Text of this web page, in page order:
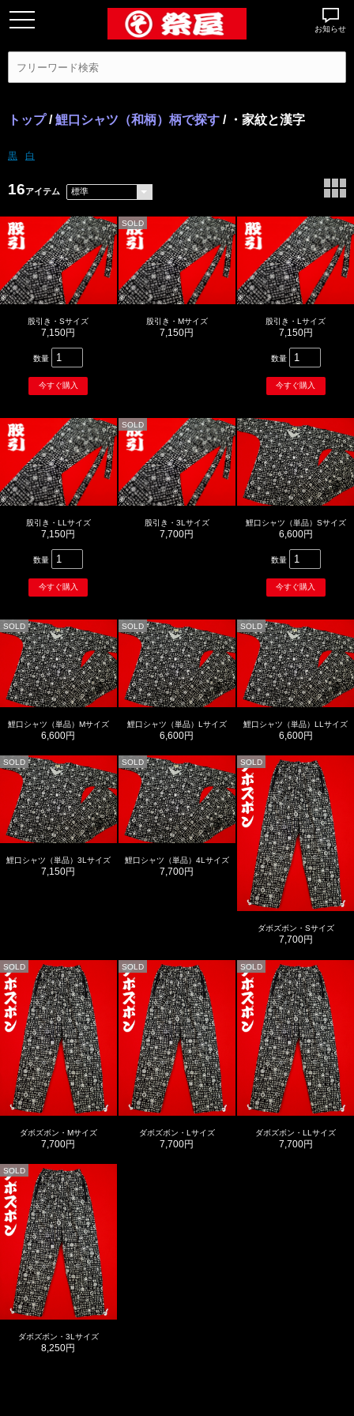
お知らせ
トップ/鯉口シャツ（和柄）柄で探す / ・家紋と漢字
黒 白
16アイテム
股引き・Sサイズ
7,150円
数量
SOLD
股引き・Mサイズ
7,150円
股引き・Lサイズ
7,150円
数量
股引き・LLサイズ
7,150円
数量
SOLD
股引き・3Lサイズ
7,700円
鯉口シャツ（単品）Sサイズ
6,600円
数量
SOLD
鯉口シャツ（単品）Mサイズ
6,600円
SOLD
鯉口シャツ（単品）Lサイズ
6,600円
SOLD
鯉口シャツ（単品）LLサイズ
6,600円
SOLD
鯉口シャツ（単品）3Lサイズ
7,150円
SOLD
鯉口シャツ（単品）4Lサイズ
7,700円
SOLD
ダボズボン・Sサイズ
7,700円
SOLD
ダボズボン・Mサイズ
7,700円
SOLD
ダボズボン・Lサイズ
7,700円
SOLD
ダボズボン・LLサイズ
7,700円
SOLD
ダボズボン・3Lサイズ
8,250円